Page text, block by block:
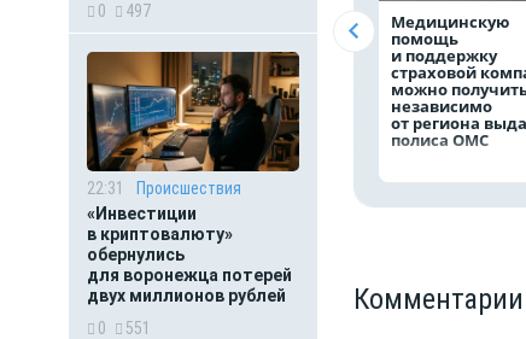
0
497
22:31
Происшествия
«Инвестиции
в криптовалюту»
обернулись
для воронежца потерей
двух миллионов рублей
0
551
Медицинскую
помощь
и поддержку
страховой
можно
независимо
от региона
полиса ОМС
Комментарии